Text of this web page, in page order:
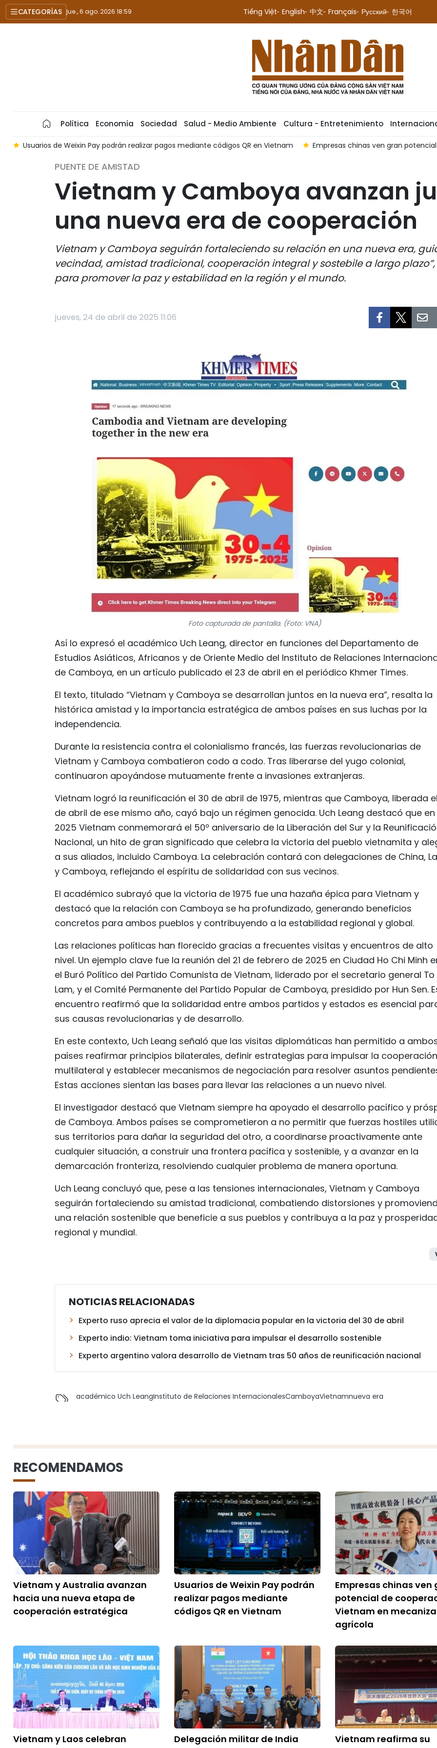
CATEGORÍAS jue., 6 ago. 2026 18:59 Tiếng Việt English 中文 Français Русский 한국어
Política Economía Sociedad Salud - Medio Ambiente Cultura - Entretenimiento
Usuarios de Weixin Pay podrán realizar pagos mediante códigos QR en Vietnam Empresas chinas ven gran
PUENTE DE AMISTAD
Vietnam y Camboya avanzan
una nueva era de cooperación
Vietnam y Camboya seguirán fortaleciendo su relación en una nueva era,
vecindad, amistad tradicional, cooperación integral y sostebile a largo
para promover la paz y estabilidad en la región y el mundo.
jueves, 24 de abril de 2025 11:06
Foto capturada de pantalla. (Foto: VNA)
Así lo expresó el académico Uch Leang, director en funciones del Departamento de
Estudios Asiáticos, Africanos y de Oriente Medio del Instituto de Relaciones
de Camboya, en un artículo publicado el 23 de abril en el periódico Khmer Times.
El texto, titulado “Vietnam y Camboya se desarrollan juntos en la nueva era”, resalta la
histórica amistad y la importancia estratégica de ambos países en sus luchas por la
independencia.
Durante la resistencia contra el colonialismo francés, las fuerzas revolucionarias de
Vietnam y Camboya combatieron codo a codo. Tras liberarse del yugo colonial,
continuaron apoyándose mutuamente frente a invasiones extranjeras.
Vietnam logró la reunificación el 30 de abril de 1975, mientras que Camboya, liberada el
de abril de ese mismo año, cayó bajo un régimen genocida. Uch Leang destacó que en
2025 Vietnam conmemorará el 50º aniversario de la Liberación del Sur y la
Nacional, un hito de gran significado que celebra la victoria del pueblo vietnamita y
a sus aliados, incluido Camboya. La celebración contará con delegaciones de China,
y Camboya, reflejando el espíritu de solidaridad con sus vecinos.
El académico subrayó que la victoria de 1975 fue una hazaña épica para Vietnam y
destacó que la relación con Camboya se ha profundizado, generando beneficios
concretos para ambos pueblos y contribuyendo a la estabilidad regional y global.
Las relaciones políticas han florecido gracias a frecuentes visitas y encuentros de alto
nivel. Un ejemplo clave fue la reunión del 21 de febrero de 2025 en Ciudad Ho Chi Minh
el Buró Político del Partido Comunista de Vietnam, liderado por el secretario general To
Lam, y el Comité Permanente del Partido Popular de Camboya, presidido por Hun Sen.
encuentro reafirmó que la solidaridad entre ambos partidos y estados es esencial
sus causas revolucionarias y de desarrollo.
En este contexto, Uch Leang señaló que las visitas diplomáticas han permitido a
países reafirmar principios bilaterales, definir estrategias para impulsar la cooperación
multilateral y establecer mecanismos de negociación para resolver asuntos
Estas acciones sientan las bases para llevar las relaciones a un nuevo nivel.
El investigador destacó que Vietnam siempre ha apoyado el desarrollo pacífico y
de Camboya. Ambos países se comprometieron a no permitir que fuerzas hostiles
sus territorios para dañar la seguridad del otro, a coordinarse proactivamente ante
cualquier situación, a construir una frontera pacífica y sostenible, y a avanzar en la
demarcación fronteriza, resolviendo cualquier problema de manera oportuna.
Uch Leang concluyó que, pese a las tensiones internacionales, Vietnam y Camboya
seguirán fortaleciendo su amistad tradicional, combatiendo distorsiones y
una relación sostenible que beneficie a sus pueblos y contribuya a la paz y
regional y mundial.
NOTICIAS RELACIONADAS
Experto ruso aprecia el valor de la diplomacia popular en la victoria del 30 de abril
Experto indio: Vietnam toma iniciativa para impulsar el desarrollo sostenible
Experto argentino valora desarrollo de Vietnam tras 50 años de reunificación nacional
académico Uch LeangInstituto de Relaciones InternacionalesCamboyaVietnamnueva era
RECOMENDAMOS
Vietnam y Australia avanzan
hacia una nueva etapa de
cooperación estratégica
Usuarios de Weixin Pay podrán
realizar pagos mediante
códigos QR en Vietnam
Empresas chinas ven
potencial de
Vietnam en
agrícola
Vietnam y Laos celebran
Delegación militar de India
Vietnam reafirma su